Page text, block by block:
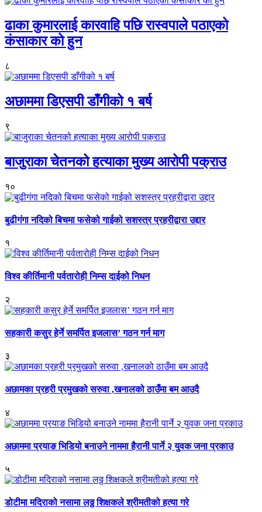
ढाका कुमारलाई कारवाहि पछि रास्वपाले पठाएको
कंसाकार को हुन
८
अछाममा डिएसपी डाँगीको १ बर्ष
९
बाजुराका चेतनको हत्याका मुख्य आरोपी पक्राउ
१०
बुढीगंगा नदिको बिचमा फसेको गाईको सशस्त्र प्रहरीद्वारा उद्दार
१
विश्व कीर्तिमानी पर्वतारोही निम्स दाईको निधन
२
सहकारी कसुर हेर्ने समर्पित इजलास’ गठन गर्न माग
३
अछामका प्रहरी प्रमुखको सरुवा ,खनालको ठाउँमा बम आउदै
४
अछाममा प्रयाङ भिडियो बनाउने नाममा हैरानी पार्ने २ युवक जना प्रकाउ
५
डोटीमा मदिराको नसामा लठ्ठ शिक्षकले श्रीमतीको हत्या गरे